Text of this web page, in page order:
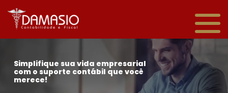
Simplifique sua vida empresarial
com o suporte contábil que você
merece!